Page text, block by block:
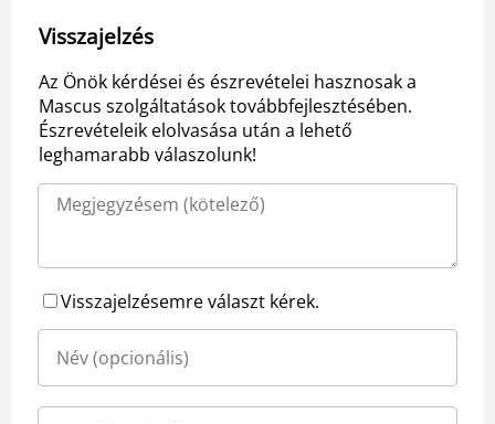
Visszajelzés
Az Önök kérdései és észrevételei hasznosak a
Mascus szolgáltatások továbbfejlesztésében.
Észrevételeik elolvasása után a lehető
leghamarabb válaszolunk!
Visszajelzésemre választ kérek.